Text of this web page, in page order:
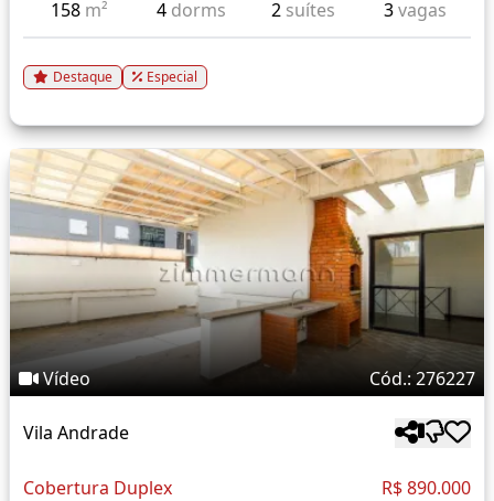
158 m² 4 dorms 2 suítes 3vagas
Destaque Especial
Vídeo Cód.: 276227
Vila Andrade
Cobertura Duplex R$ 890.000